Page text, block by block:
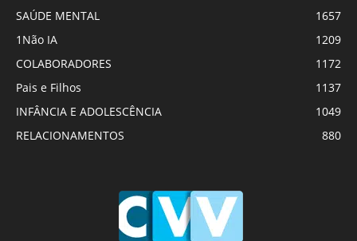
SAÚDE MENTAL
1657
1Não IA
1209
COLABORADORES
1172
Pais e Filhos
1137
INFÂNCIA E ADOLESCÊNCIA
1049
RELACIONAMENTOS
880